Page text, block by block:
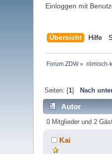
Einloggen mit
Übersicht Hilfe
Forum ZDW» römisch-
Seiten: [1] Nach
Autor
0 Mitglieder und 2
Kai